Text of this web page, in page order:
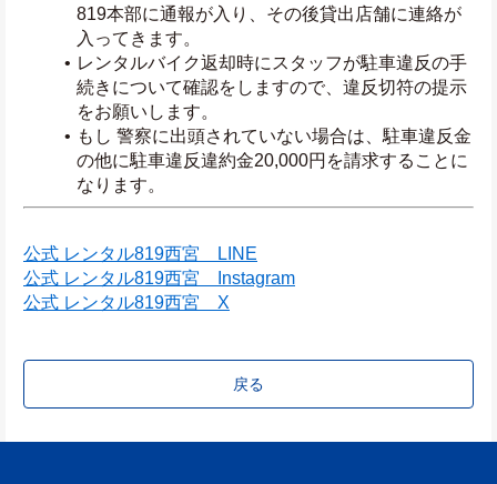
819本部に通報が入り、その後貸出店舗に連絡が
入ってきます。
レンタルバイク返却時にスタッフが駐車違反の手
続きについて確認をしますので、違反切符の提示
をお願いします。
もし 警察に出頭されていない場合は、駐車違反金
の他に駐車違反違約金20,000円を請求することに
なります。
公式 レンタル819西宮　LINE
公式 レンタル819西宮　Instagram
公式 レンタル819西宮　X
戻る